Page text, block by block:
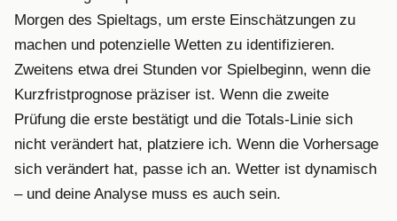
Morgen des Spieltags, um erste Einschätzungen zu
machen und potenzielle Wetten zu identifizieren.
Zweitens etwa drei Stunden vor Spielbeginn, wenn die
Kurzfristprognose präziser ist. Wenn die zweite
Prüfung die erste bestätigt und die Totals-Linie sich
nicht verändert hat, platziere ich. Wenn die Vorhersage
sich verändert hat, passe ich an. Wetter ist dynamisch
– und deine Analyse muss es auch sein.